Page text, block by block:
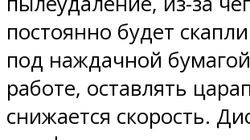
постоянно будет
под наждачной
работе, оставлять
снижается скорость.